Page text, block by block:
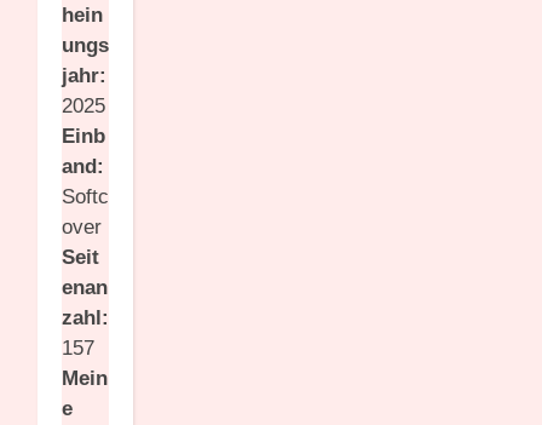
hein
ungs
jahr:
2025
Einb
and:
Softc
over
Seit
enan
zahl:
157
Mein
e